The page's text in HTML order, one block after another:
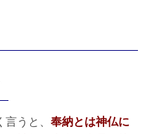
うと、 奉納とは神仏に